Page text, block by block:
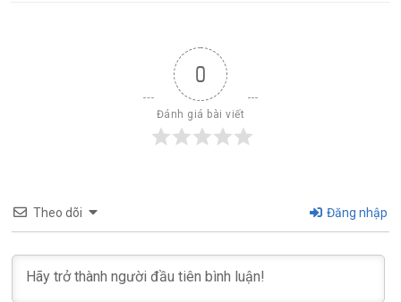
0
Đánh giá bài viết
Theo dõi Đăng nhập